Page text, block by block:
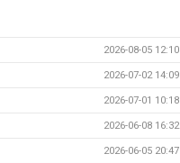
2026-08-05 12:10
2026-07-02 14:09
2026-07-01 10:18
2026-06-08 16:32
2026-06-05 20:47